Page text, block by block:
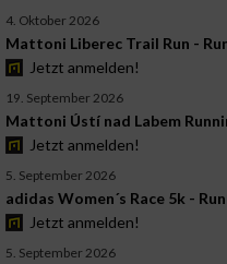
4. Oktober 2026
Mattoni Liberec Trail Run -
Jetzt anmelden!
19. September 2026
Mattoni Ústí nad Labem
Jetzt anmelden!
5. September 2026
adidas Women´s Race 5k -
Jetzt anmelden!
5. September 2026